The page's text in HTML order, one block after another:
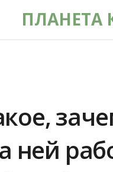
ПЛАНЕТА
ней